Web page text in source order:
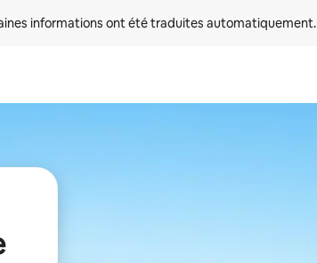
informations ont été traduites automatiquement.